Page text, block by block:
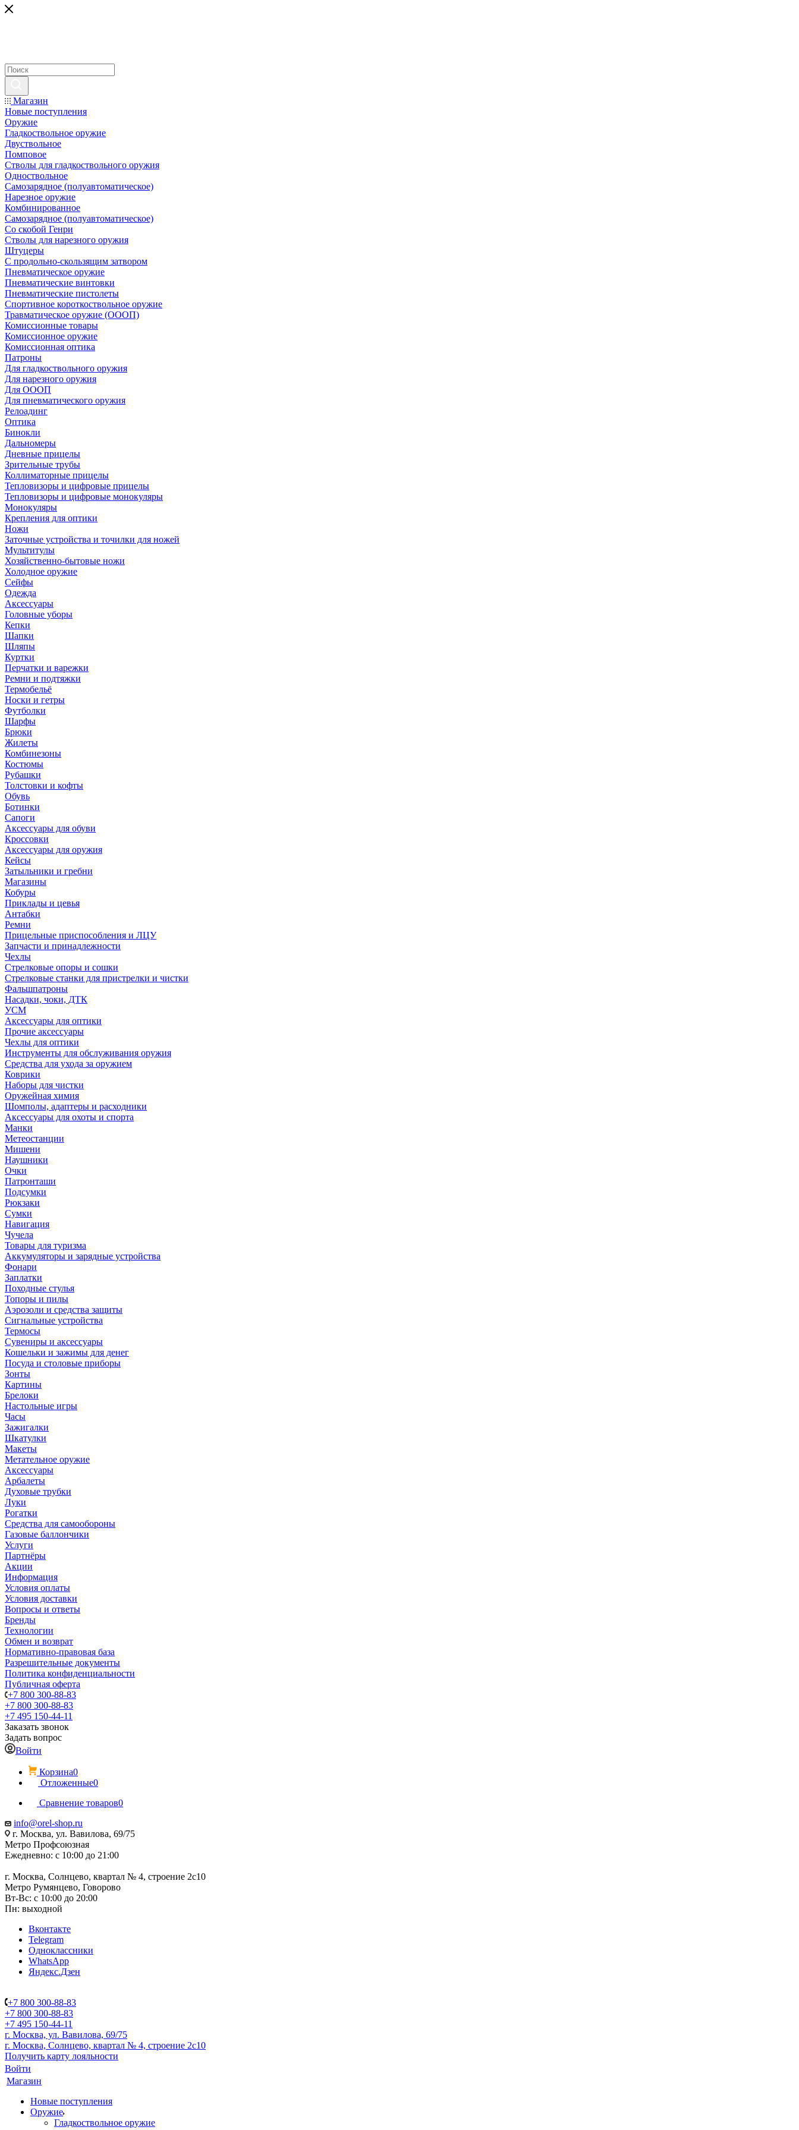
Магазин
Новые поступления
Оружие
Гладкоствольное оружие
Двуствольное
Помповое
Стволы для гладкоствольного оружия
Одноствольное
Самозарядное (полуавтоматическое)
Нарезное оружие
Комбинированное
Самозарядное (полуавтоматическое)
Со скобой Генри
Стволы для нарезного оружия
Штуцеры
С продольно-скользящим затвором
Пневматическое оружие
Пневматические винтовки
Пневматические пистолеты
Спортивное короткоствольное оружие
Травматическое оружие (ОООП)
Комиссионные товары
Комиссионное оружие
Комиссионная оптика
Патроны
Для гладкоствольного оружия
Для нарезного оружия
Для ОООП
Для пневматического оружия
Релоадинг
Оптика
Бинокли
Дальномеры
Дневные прицелы
Зрительные трубы
Коллиматорные прицелы
Тепловизоры и цифровые прицелы
Тепловизоры и цифровые монокуляры
Монокуляры
Крепления для оптики
Ножи
Заточные устройства и точилки для ножей
Мультитулы
Хозяйственно-бытовые ножи
Холодное оружие
Сейфы
Одежда
Аксессуары
Головные уборы
Кепки
Шапки
Шляпы
Куртки
Перчатки и варежки
Ремни и подтяжки
Термобельё
Носки и гетры
Футболки
Шарфы
Брюки
Жилеты
Комбинезоны
Костюмы
Рубашки
Толстовки и кофты
Обувь
Ботинки
Сапоги
Аксессуары для обуви
Кроссовки
Аксессуары для оружия
Кейсы
Затыльники и гребни
Магазины
Кобуры
Приклады и цевья
Антабки
Ремни
Прицельные приспособления и ЛЦУ
Запчасти и принадлежности
Чехлы
Стрелковые опоры и сошки
Стрелковые станки для пристрелки и чистки
Фальшпатроны
Насадки, чоки, ДТК
УСМ
Аксессуары для оптики
Прочие аксессуары
Чехлы для оптики
Инструменты для обслуживания оружия
Средства для ухода за оружием
Коврики
Наборы для чистки
Оружейная химия
Шомполы, адаптеры и расходники
Аксессуары для охоты и спорта
Манки
Метеостанции
Мишени
Наушники
Очки
Патронташи
Подсумки
Рюкзаки
Сумки
Навигация
Чучела
Товары для туризма
Аккумуляторы и зарядные устройства
Фонари
Заплатки
Походные стулья
Топоры и пилы
Аэрозоли и средства защиты
Сигнальные устройства
Термосы
Сувениры и аксессуары
Кошельки и зажимы для денег
Посуда и столовые приборы
Зонты
Картины
Брелоки
Настольные игры
Часы
Зажигалки
Шкатулки
Макеты
Метательное оружие
Аксессуары
Арбалеты
Духовые трубки
Луки
Рогатки
Средства для самообороны
Газовые баллончики
Услуги
Партнёры
Акции
Информация
Условия оплаты
Условия доставки
Вопросы и ответы
Бренды
Технологии
Обмен и возврат
Нормативно-правовая база
Разрешительные документы
Политика конфиденциальности
Публичная оферта
+7 800 300-88-83
+7 800 300-88-83
+7 495 150-44-11
Заказать звонок
Задать вопрос
Войти
Корзина0
Отложенные0
Сравнение товаров0
info@orel-shop.ru
г. Москва, ул. Вавилова, 69/75
Метро Профсоюзная
Ежедневно: с 10:00 до 21:00
г. Москва, Солнцево, квартал № 4, строение 2с10
Метро Румянцево, Говорово
Вт-Вс: с 10:00 до 20:00
Пн: выходной
Вконтакте
Telegram
Одноклассники
WhatsApp
Яндекс.Дзен
+7 800 300-88-83
+7 800 300-88-83
+7 495 150-44-11
г. Москва, ул. Вавилова, 69/75
г. Москва, Солнцево, квартал № 4, строение 2с10
Получить карту лояльности
Войти
Магазин
Новые поступления
Оружие
Гладкоствольное оружие